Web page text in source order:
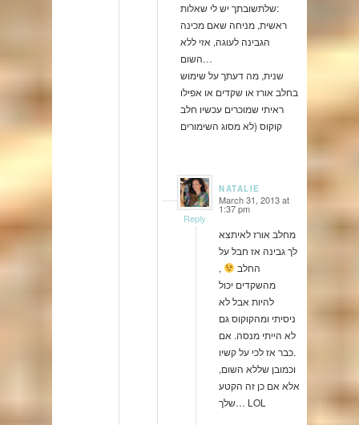
שלתשובתך יש לי שאלות:
ראשית, מניחה שאם מכינה
הגבינה לעוגה, אזי ללא
השום…
שנית, מה דעתך על שימוש
בחלב אורז או שקדים או אפילו
ראיתי שמוכרים עכשיו חלב
קוקוס (לא מסוג השימורים
NATALIE
says: March 31, 2013 at
1:37 pm
מחלב אורז לאיתצא
לך גבינה אז חבל על
החלב
,
מהשקדים יכול
להיות אבל לא
ניסיתי ומהקוקוס גם
לא הייתי מנסה. אם
כבר אז לכי על קשיו.
וכמובן שללא השום,
אלא אם כן זה הקטע
שלך… LOL
Reply